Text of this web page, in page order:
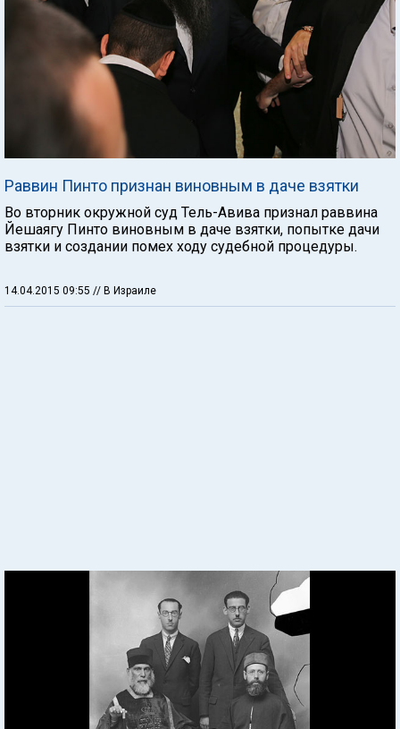
Раввин Пинто признан виновным в даче взятки
Во вторник окружной суд Тель-Авива признал раввина
Йешаягу Пинто виновным в даче взятки, попытке дачи
взятки и создании помех ходу судебной процедуры.
14.04.2015 09:55 // В Израиле